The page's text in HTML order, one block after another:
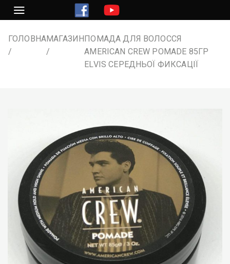
Перейти
до
ГОЛОВНАМАГАЗИНПОМАДА ДЛЯ ВОЛОССЯ
AMERICAN CREW POMADE 85ГР
ELVIS СЕРЕДНЬОЇ ФИКСАЦІЇ